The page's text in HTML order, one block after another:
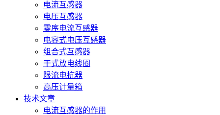
电流互感器
电压互感器
零序电流互感器
电容式电压互感器
组合式互感器
干式放电线圈
限流电抗器
高压计量箱
技术文章
电流互感器的作用